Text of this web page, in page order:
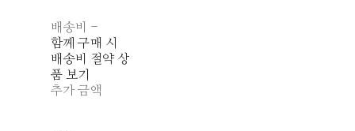
배송비 -
함께 구매 시
배송비 절약 상
품 보기
추가 금액